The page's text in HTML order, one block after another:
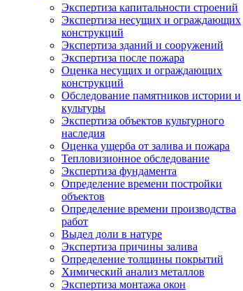
Экспертиза капитальности строений
Экспертиза несущих и ограждающих
конструкций
Экспертиза зданий и сооружений
Экспертиза после пожара
Оценка несущих и ограждающих
конструкций
Обследование памятников истории и
культуры
Экспертиза объектов культурного
наследия
Оценка ущерба от залива и пожара
Тепловизионное обследование
Экспертиза фундамента
Определение времени постройки
объектов
Определение времени производства
работ
Выдел доли в натуре
Экспертиза причины залива
Определение толщины покрытий
Химический анализ металлов
Экспертиза монтажа окон